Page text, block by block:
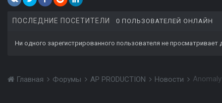
ПОСЛЕДНИЕ ПОСЕТИТЕЛИ 0 ПОЛЬЗОВАТЕЛЕЙ ОНЛАЙН
Ни одного зарегистрированного пользователя не просматривает
Главная Форумы AP PRODUCTION Новости